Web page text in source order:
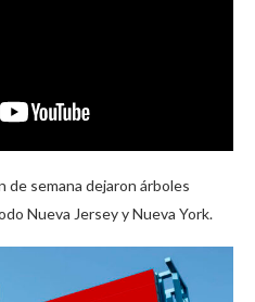
semana dejaron árboles
Nueva Jersey y Nueva York.